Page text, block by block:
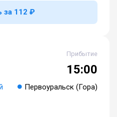
за 112 ₽
Прибытие
15:00
Первоуральск (Гора)